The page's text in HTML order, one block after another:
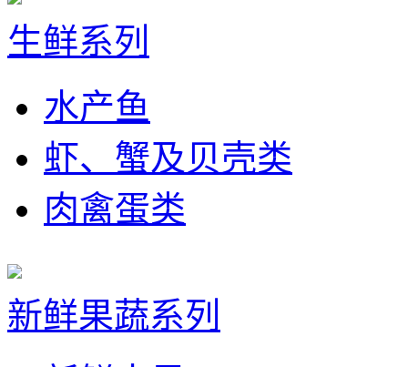
生鲜系列
水产鱼
虾、蟹及贝壳类
肉禽蛋类
新鲜果蔬系列